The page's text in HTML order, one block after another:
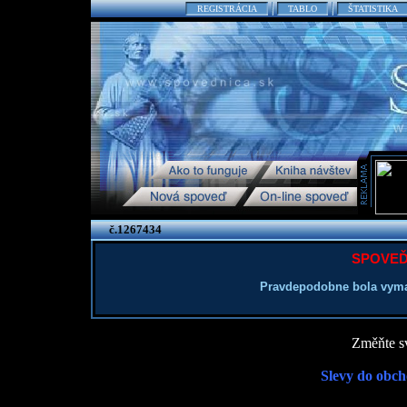
REGISTRÁCIA TABLO ŠTATISTIKA
č.1267434
Pravdepodobne bola
Změňte
Slevy do